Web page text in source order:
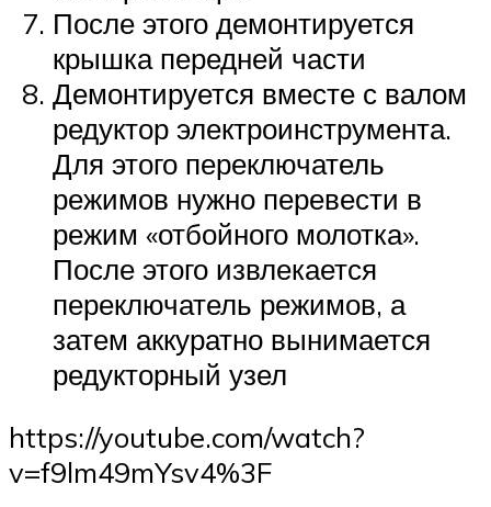
После этого демонтируется
крышка передней части
Демонтируется вместе с валом
редуктор электроинструмента.
Для этого переключатель
режимов нужно перевести в
режим «отбойного молотка».
После этого извлекается
переключатель режимов, а
затем аккуратно вынимается
редукторный узел
https://youtube.com/watch?
v=f9lm49mYsv4%3F